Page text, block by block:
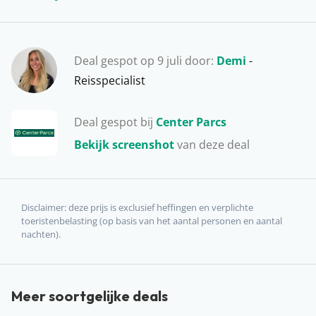
Deal gespot op 9 juli door: Demi -
Reisspecialist
Deal gespot bij Center Parcs
Bekijk screenshotvan deze deal
Disclaimer: deze prijs is exclusief heffingen en verplichte
toeristenbelasting (op basis van het aantal personen en aantal
nachten).
Meer soortgelijke deals